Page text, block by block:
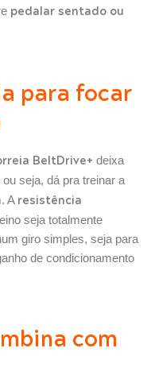
pedalar sentado ou
para focar
BeltDrive+ deixa
ou seja, dá pra treinar a
A resistência
seja totalmente
giro simples, seja para
de condicionamento
com